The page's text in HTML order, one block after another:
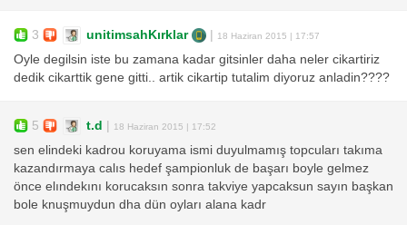
3 unitimsahKırklar 18 Haziran 2015 | 17:57
Oyle degilsin iste bu zamana kadar gitsinler daha neler cikartiriz
dedik cikarttik gene gitti.. artik cikartip tutalim diyoruz anladin????
5 t.d 18 Haziran 2015 | 17:52
sen elindeki kadrou koruyama ismi duyulmamış topcuları takıma
kazandırmaya calıs hedef şampionluk de başarı boyle gelmez
önce elındekını korucaksın sonra takviye yapcaksun sayın başkan
bole knuşmuydun dha dün oyları alana kadr